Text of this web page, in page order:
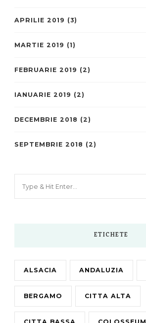
APRILIE 2019 (3)
MARTIE 2019 (1)
FEBRUARIE 2019 (2)
IANUARIE 2019 (2)
DECEMBRIE 2018 (2)
SEPTEMBRIE 2018 (2)
ETICHETE
ALSACIA ANDALUZIA
BERGAMO CITTA ALTA